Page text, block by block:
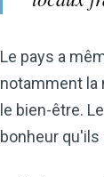
Le pays a
notamment la
le bien-être.
bonheur